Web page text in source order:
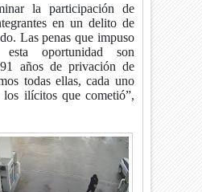
la participación de
en un delito de
Las penas que impuso
oportunidad son
años de privación de
todas ellas, cada uno
los ilícitos que cometió”,